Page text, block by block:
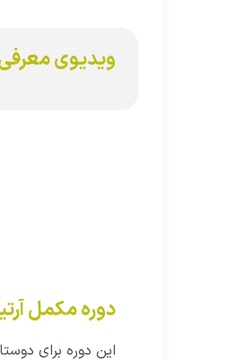
ویدیوی
دوره مکمل
این دوره برای